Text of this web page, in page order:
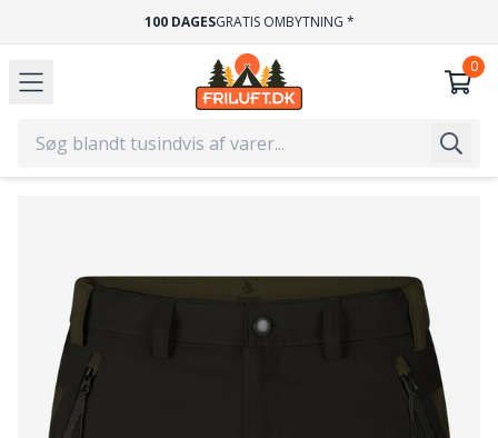
100 DAGESGRATIS OMBYTNING *